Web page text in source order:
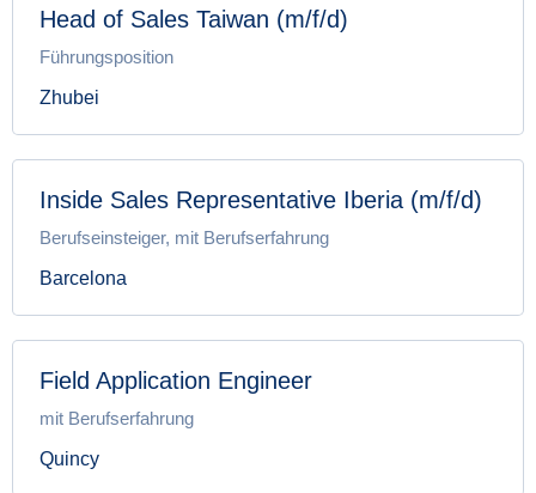
Head of Sales Taiwan (m/f/d)
Führungsposition
Zhubei
Inside Sales Representative Iberia (m/f/d)
Berufseinsteiger, mit Berufserfahrung
Barcelona
Field Application Engineer
mit Berufserfahrung
Quincy